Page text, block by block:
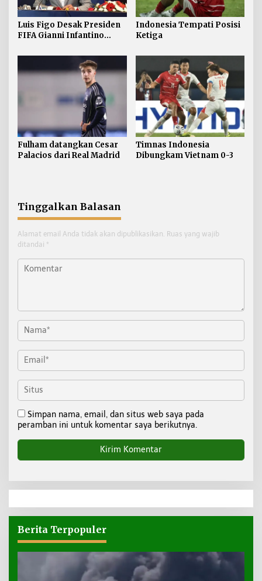
Luis Figo Desak Presiden
FIFA Gianni Infantino
Indonesia Tempati Posisi
Ketiga
Fulham datangkan Cesar
Palacios dari Real Madrid
Timnas Indonesia
Dibungkam Vietnam 0-3
Tinggalkan Balasan
Alamat email Anda tidak akan dipublikasikan. Ruas yang wajib
ditandai *
Simpan nama, email, dan situs web saya pada
peramban ini untuk komentar saya berikutnya.
Berita Terpopuler